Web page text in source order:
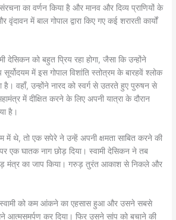
संरचना का वर्णन किया है और मानव और दिव्य प्राणियों के
में बाल गोपाल द्वारा किए गए कई शरारती कार्यों
देसिकन को बहुत प्रिय रहा होगा, जैसा कि उन्होंने
में इस गोपाल विशांति स्तोत्रम के बारहवें श्लोक
वहाँ, उन्होंने नारद को स्वर्ग से उतरते हुए पुरुषन से
में दीक्षित करने के लिए अपनी यात्रा के दौरान
है।
में थे, तो एक सपेरे ने उन्हें अपनी क्षमता साबित करने की
एक घातक नाग छोड़ दिया। स्वामी देसिकन ने तब
मंत्र का जाप किया। गरुड़ तुरंत आकाश से निकले और
स्वामी को कम आंकने का एहसास हुआ और उसने सबसे
आत्मसमर्पण कर दिया। फिर उसने सांप को बचाने की